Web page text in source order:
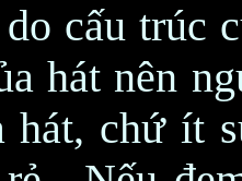
cấu trúc
hát nên
hát, chứ ít